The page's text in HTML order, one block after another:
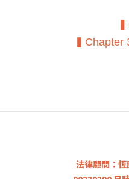
Chapter
法律顧問：